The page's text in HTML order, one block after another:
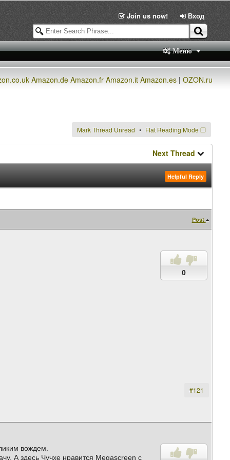
Join us now! Вход
Меню
Amazon.de Amazon.fr Amazon.it Amazon.es |OZON.ru
Mark Thread Unread Flat Reading Mode❐
Next Thread
Helpful Reply
Post
0
#121
вождем.
А здесь Чучхе нравится Megascreen с